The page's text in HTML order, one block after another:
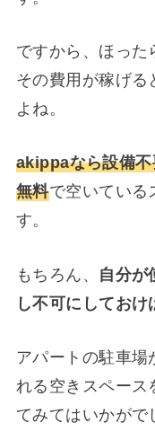
ですから、ほった
その費用が稼げる
よね。
akippaなら設備
無料で空いている
す。
もちろん、 自分が
し不可にしておけ
アパートの駐車場
れる空きスペース
てみてはいかがで